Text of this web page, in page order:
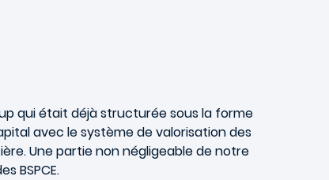
qui était déjà structurée sous la forme
avec le système de valorisation des
Une partie non négligeable de notre
BSPCE.